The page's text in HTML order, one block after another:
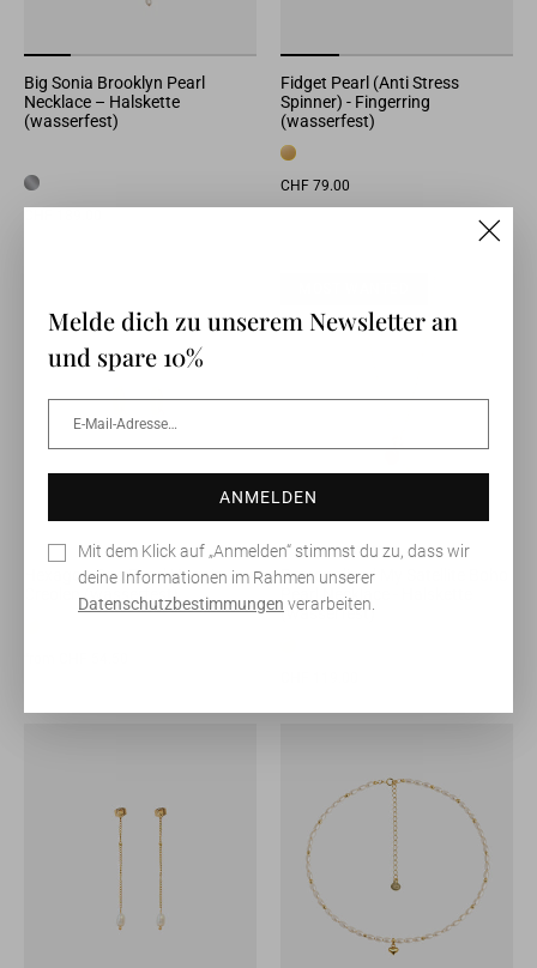
Melde dich zu unserem Newsletter an
und spare 10%
Mail-
Adresse…
ANMELDEN
Mit dem Klick auf „Anmelden“ stimmst du zu, dass wir
deine Informationen im Rahmen unserer
Datenschutzbestimmungen verarbeiten.
Big Sonia Brooklyn Pearl
Necklace – Halskette
(wasserfest)
Fidget Pearl (Anti Stress
Spinner) - Fingerring
(wasserfest)
CHF 79.00
Hexagon One Pearl Huggie -
Creolen (wasserfest)
Personalized My Satellite Boho
Pearl Necklace - Halskette
(wasserfest)